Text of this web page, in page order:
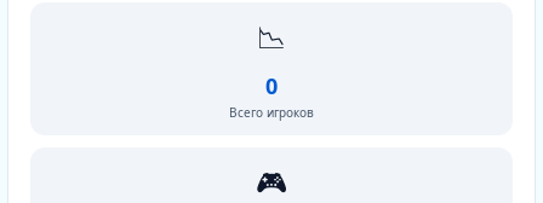
📉
0
Всего игроков
🎮